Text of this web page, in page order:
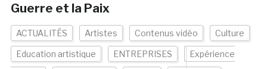
Guerre et la Paix
ACTUALITÉS Artistes Contenus vidéo Culture
Education artistique ENTREPRISES Expérience